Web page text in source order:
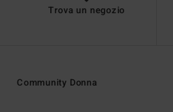
Trova un negozio
Community Donna